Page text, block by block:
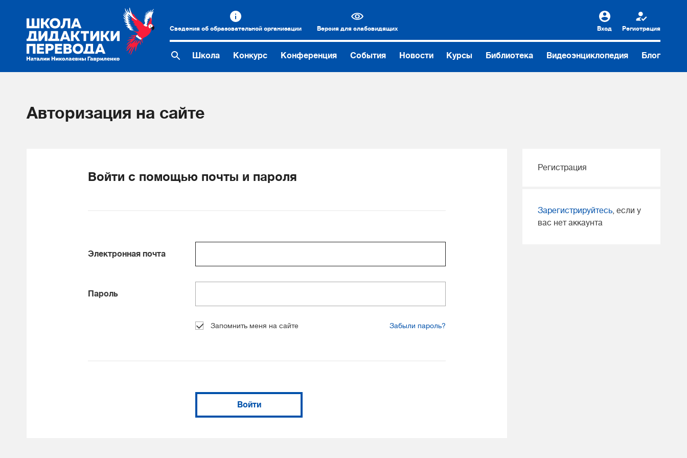
Сведения об образовательной организации Версия для слабовидящих Вход Регистрация
Школа Конкурс Конференция События Новости Курсы Библиотека Видеоэнциклопедия Блог
Авторизация на сайте
Войти с помощью почты и пароля
Электронная почта
Пароль
Запомнить меня на сайте Забыли пароль?
Войти
Регистрация
Зарегистрируйтесь, если у
вас нет аккаунта